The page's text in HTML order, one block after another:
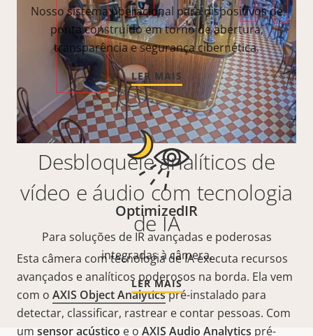
Desbloqueie analíticos de
vídeo e áudio com tecnologia
de IA
Esta câmera com tecnologia de IA executa recursos
avançados e analíticos poderosos na borda. Ela vem
com o AXIS Object Analyticspré-instalado para
detectar, classificar, rastrear e contar pessoas. Com
um sensor acústico e o AXIS Audio Analytics pré-
Nosso sistema operacional para dispositivos de
ponta construído em torno de abertura,
transparência e segurança cibernética.
LER MAIS
OptimizedIR
Para soluções de IR avançadas e poderosas
integradas à câmera.
LER MAIS